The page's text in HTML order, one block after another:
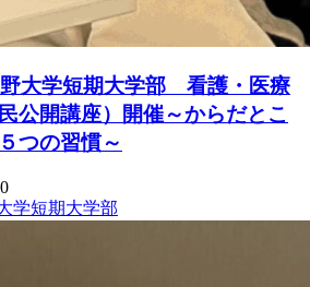
大学短期大学部 看護・医療
公開講座）開催～からだとこ
つの習慣～
学短期大学部